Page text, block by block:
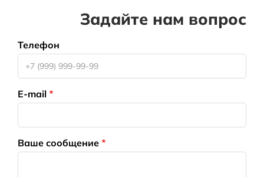
Задайте нам вопрос
Телефон
E-mail
Ваше сообщение